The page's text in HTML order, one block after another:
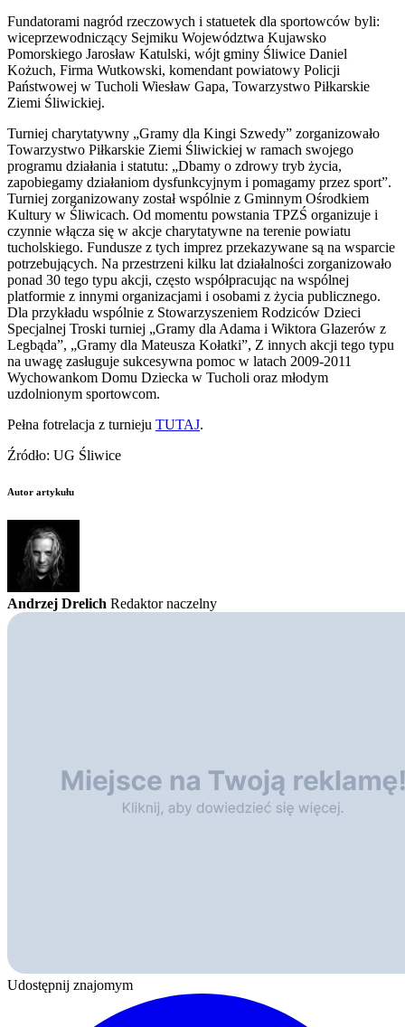
Fundatorami nagród rzeczowych i statuetek dla sportowców byli:
wiceprzewodniczący Sejmiku Województwa Kujawsko
Pomorskiego Jarosław Katulski, wójt gminy Śliwice Daniel
Kożuch, Firma Wutkowski, komendant powiatowy Policji
Państwowej w Tucholi Wiesław Gapa, Towarzystwo Piłkarskie
Ziemi Śliwickiej.
Turniej charytatywny „Gramy dla Kingi Szwedy” zorganizowało
Towarzystwo Piłkarskie Ziemi Śliwickiej w ramach swojego
programu działania i statutu: „Dbamy o zdrowy tryb życia,
zapobiegamy działaniom dysfunkcyjnym i pomagamy przez sport”.
Turniej zorganizowany został wspólnie z Gminnym Ośrodkiem
Kultury w Śliwicach. Od momentu powstania TPZŚ organizuje i
czynnie włącza się w akcje charytatywne na terenie powiatu
tucholskiego. Fundusze z tych imprez przekazywane są na wsparcie
potrzebujących. Na przestrzeni kilku lat działalności zorganizowało
ponad 30 tego typu akcji, często współpracując na wspólnej
platformie z innymi organizacjami i osobami z życia publicznego.
Dla przykładu wspólnie z Stowarzyszeniem Rodziców Dzieci
Specjalnej Troski turniej „Gramy dla Adama i Wiktora Glazerów z
Legbąda”, „Gramy dla Mateusza Kołatki”, Z innych akcji tego typu
na uwagę zasługuje sukcesywna pomoc w latach 2009-2011
Wychowankom Domu Dziecka w Tucholi oraz młodym
uzdolnionym sportowcom.
Pełna fotrelacja z turnieju TUTAJ.
Źródło: UG Śliwice
Autor artykułu
Andrzej Drelich Redaktor naczelny
Udostępnij znajomym